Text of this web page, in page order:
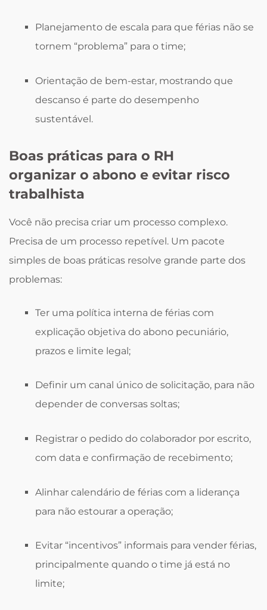
Planejamento de escala para que férias não se
tornem “problema” para o time;
Orientação de bem-estar, mostrando que
descanso é parte do desempenho
sustentável.
Boas práticas para o RH
organizar o abono e evitar risco
trabalhista
Você não precisa criar um processo complexo.
Precisa de um processo repetível. Um pacote
simples de boas práticas resolve grande parte dos
problemas:
Ter uma política interna de férias com
explicação objetiva do abono pecuniário,
prazos e limite legal;
Definir um canal único de solicitação, para não
depender de conversas soltas;
Registrar o pedido do colaborador por escrito,
com data e confirmação de recebimento;
Alinhar calendário de férias com a liderança
para não estourar a operação;
Evitar “incentivos” informais para vender férias,
principalmente quando o time já está no
limite;